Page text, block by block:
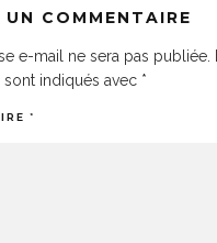
UN COMMENTAIRE
e-mail ne sera pas publiée.
indiqués avec *
*